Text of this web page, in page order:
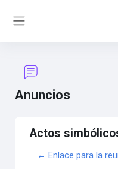
Anuncios
Actos
← Enlace para la